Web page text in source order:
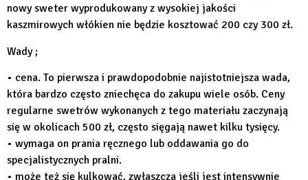
nowy sweter wyprodukowany z wysokiej jakości
kaszmirowych włókien nie będzie kosztować 200 czy 300 zł.
Wady ;
• cena. To pierwsza i prawdopodobnie najistotniejsza wada,
która bardzo często zniechęca do zakupu wiele osób. Ceny
regularne swetrów wykonanych z tego materiału zaczynają
się w okolicach 500 zł, często sięgają nawet kilku tysięcy.
• wymaga on prania ręcznego lub oddawania go do
specjalistycznych pralni.
• może też się kulkować, zwłaszcza jeśli jest intensywnie